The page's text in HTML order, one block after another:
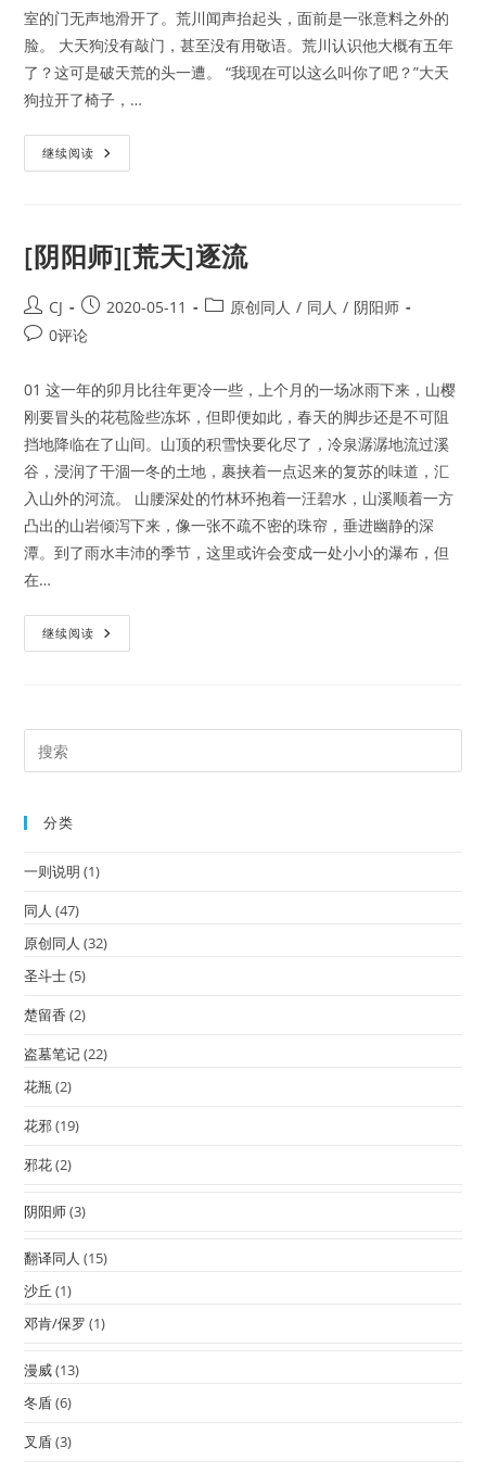
室的门无声地滑开了。荒川闻声抬起头，面前是一张意料之外的
脸。 大天狗没有敲门，甚至没有用敬语。荒川认识他大概有五年
了？这可是破天荒的头一遭。 “我现在可以这么叫你了吧？”大天
狗拉开了椅子，…
继续阅读 [阴
阳
魔
时
[阴阳师][荒天]逐流
Post
author:
CJ
Post
published:
2020-05-11
Post原创同人 / 同人 / 阴阳师
Post0评论
01 这一年的卯月比往年更冷一些，上个月的一场冰雨下来，山樱
刚要冒头的花苞险些冻坏，但即便如此，春天的脚步还是不可阻
挡地降临在了山间。山顶的积雪快要化尽了，冷泉潺潺地流过溪
谷，浸润了干涸一冬的土地，裹挟着一点迟来的复苏的味道，汇
入山外的河流。 山腰深处的竹林环抱着一汪碧水，山溪顺着一方
凸出的山岩倾泻下来，像一张不疏不密的珠帘，垂进幽静的深
潭。到了雨水丰沛的季节，这里或许会变成一处小小的瀑布，但
在…
继续阅读 [阴
阳
流
分类
一则说明 (1)
同人 (47)
原创同人 (32)
圣斗士(5)
楚留香 (2)
盗墓笔记(22)
花瓶(2)
花邪(19)
邪花(2)
阴阳师(3)
翻译同人 (15)
沙丘 (1)
邓肯/保罗 (1)
漫威(13)
冬盾(6)
叉盾(3)